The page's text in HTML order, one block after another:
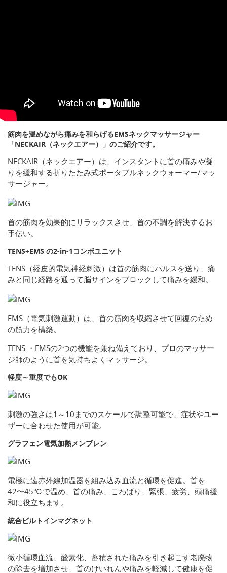
筋肉を温めながら痛みを和らげるEMSネックマッサージャー
「NECKAIR（ネックエアー）」のご紹介です。
NECKAIR（ネックエアー）は、インスタントに首の痛みや凝
りを緩和する折りたたみ式ポータブルネックウォーマー/マッ
サージャー。
首の筋肉を効果的にリラックスさせ、首の不調を解決するお
手伝い。
TENS+EMS の2-in-1コンボユニット
TENS（経皮的電気神経刺激）は首の筋肉にパルスを送り、痛
みと同じ経路を通って脳サインをブロックして痛みを緩和。
EMS（電気刺激運動）は、首の筋肉を収縮させて回復のため
の筋力を構築。
TENS ・EMSの2つの機能を兼ね備えており、プロのマッサー
ジ師のように首を気持ちよくマッサージ。
軽度～重度でもOK
刺激の強さは1～10までのスケールで調整可能で、症状やユー
ザーに合わせた使用が可能。
グラフェン電気加熱メンブレン
電極に遠赤外線加温器を組み込み血流と循環を促進。首を
42〜45℃で温め、首の痛み、こわばり、緊張、疲労、頭痛緩
和に役立ちます。
統合ビルトインマグネット
微小循環血流、酸素化、蓄積された痛みを引き起こす老廃物
の除去を増加させ、首のけいれんや痛みを軽減して健康を促